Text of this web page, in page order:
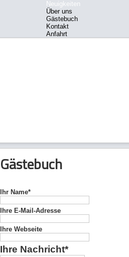
Neuigkeiten
Über uns
Gästebuch
Kontakt
Anfahrt
Gästebuch
Ihr Name*
Ihre E-Mail-Adresse
Ihre Webseite
Ihre Nachricht*